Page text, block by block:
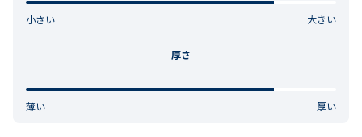
小さい 大きい
厚さ
薄い 厚い